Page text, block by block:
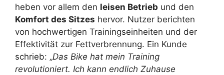
heben vor allem den leisen Betrieb und den
Komfort des Sitzes hervor. Nutzer berichten
von hochwertigen Trainingseinheiten und der
Effektivität zur Fettverbrennung. Ein Kunde
schrieb: „Das Bike hat mein Training
revolutioniert. Ich kann endlich Zuhause